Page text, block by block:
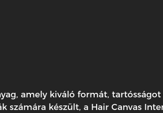
amely kiváló formát,
számára készült, a Hair Canvas